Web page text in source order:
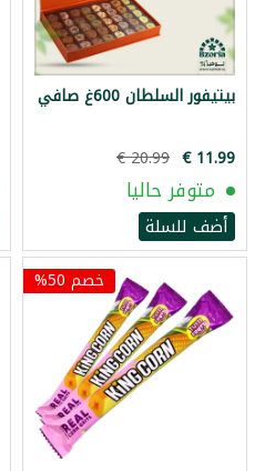
بيتيفور السلطان 600غ صافي
متوفر حاليا
أضف للسلة
خصم 50%